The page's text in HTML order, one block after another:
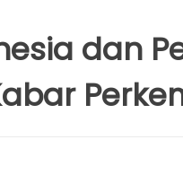
dan